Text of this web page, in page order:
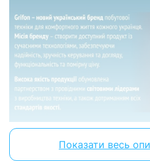
Техніка GRIFON
Показати весь